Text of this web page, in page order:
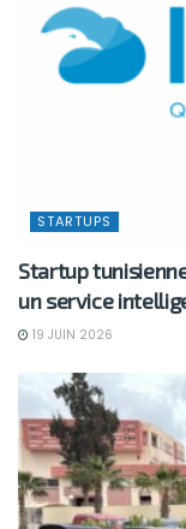
STARTUPS
Startup
un service
19 JUIN 2026